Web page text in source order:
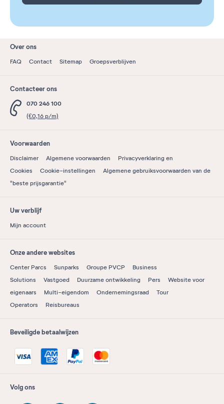
Over ons
FAQ Contact Sitemap Groepsverblijven
Contacteer ons
070 246 100
(€0,16 p/m)
Voorwaarden
Disclaimer Algemene voorwaarden
Privacyverklaring en
Cookies
Cookie-instellingen
Algemene gebruiksvoorwaarden van de
"beste prijsgarantie"
Uw verblijf
Mijn account
Onze andere websites
Center Parcs Sunparks Groupe PVCP
Business
Solutions
Vastgoed Duurzame ontwikkeling Pers
Website voor
eigenaars
Multi-eigendom Ondernemingsraad
Tour
Operators
Reisbureaus
Beveiligde betaalwijzen
Volg ons